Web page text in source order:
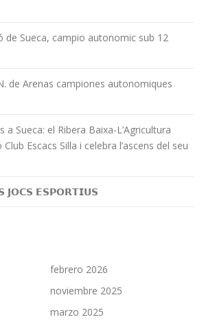
de Sueca, campio autonomic sub 12
de Arenas campiones autonomiques
a Sueca: el Ribera Baixa-L’Agricultura
Escacs Silla i celebra l’ascens del seu
𝗝𝗢𝗖𝗦 𝗘𝗦𝗣𝗢𝗥𝗧𝗜𝗨𝗦
febrero 2026
noviembre 2025
marzo 2025